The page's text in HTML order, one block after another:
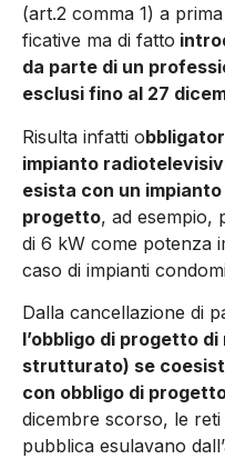
(art.2 comma 1) a
ficative ma di fatto
da parte di un
esclusi fino al 27
Risulta infatti o
impianto
esista con un
progetto, ad esem­pio,
di 6 kW come potenza
caso di impianti
Dalla cancellazione di
l’obbligo di pro­getto
strutturato) se
con obbligo di
dicembre scorso, le
pubblica esu­lavano